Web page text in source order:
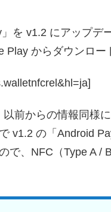
を v1.2 にアップデ
からダウンロー
前からの情報同様
v1.2 の「Android
で、NFC（Type A /